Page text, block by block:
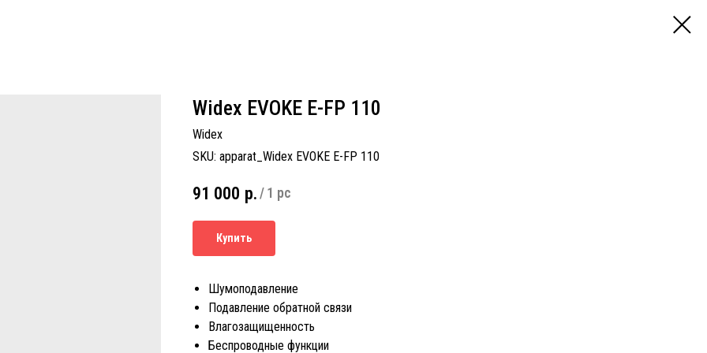
Widex EVOKE E-FP 110
Widex
SKU: apparat_Widex EVOKE E-FP 110
91 000 р. / 1 pc
Купить
Шумоподавление
Подавление обратной связи
Влагозащищенность
Беспроводные функции